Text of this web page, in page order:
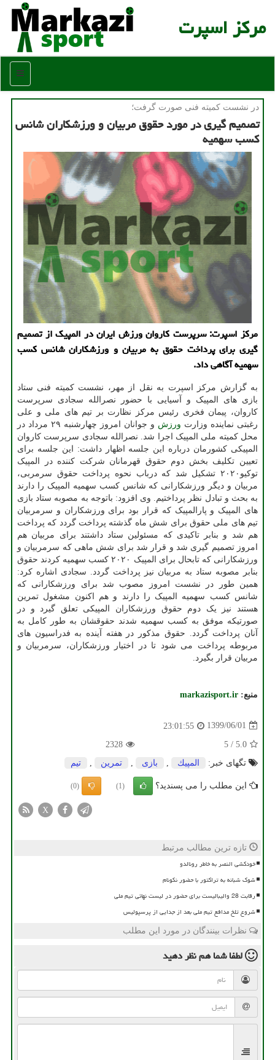
مركز اسپرت
منو
در نشست كمیته فنی صورت گرفت؛
تصمیم گیری در مورد حقوق مربیان و ورزشكاران شانس
كسب سهمیه
مركز اسپرت: سرپرست كاروان ورزش ایران در المپیك از تصمیم
گیری برای پرداخت حقوق به مربیان و ورزشكاران شانس كسب
سهمیه آگاهی داد.
به گزارش مرکز اسپرت به نقل از مهر، نشست کمیته فنی ستاد
بازی های المپیک و آسیایی با حضور نصرالله سجادی سرپرست
کاروان، پیمان فخری رئیس مرکز نظارت بر تیم های ملی و علی
رغبتی نماینده وزارت ورزش
و جوانان امروز چهارشنبه ۲۹ مرداد در
محل کمیته ملی المپیک اجرا شد. نصرالله سجادی سرپرست کاروان
المپیکی کشورمان درباره این جلسه اظهار داشت: این جلسه برای
تعیین تکلیف بخش دوم حقوق قهرمانان شرکت کننده در المپیک
توکیو۲۰۲۰ تشکیل شد که درباب نحوه پرداخت حقوق سرمربی،
مربیان و دیگر ورزشکارانی که شانس کسب سهمیه المپیک را دارند
به بحث و تبادل نظر پرداختیم. وی افزود: باتوجه به مصوبه ستاد بازی
های المپیک و پارالمپیک که قرار بود برای ورزشکاران و سرمربیان
تیم های ملی حقوق برای شش ماه گذشته پرداخت گردد که پرداخت
هم شد و بنابر تاکیدی که مسئولین ستاد داشتند برای مربیان هم
امروز تصمیم گیری شد و قرار شد برای شش ماهی که سرمربیان و
ورزشکارانی که تابحال برای المپیک ۲۰۲۰ کسب سهمیه کردند حقوق
بنابر مصوبه ستاد به مربیان نیز پرداخت گردد. سجادی اشاره کرد:
همین طور در نشست امروز مصوب شد برای ورزشکارانی که
شانس کسب سهمیه المپیک را دارند و هم اکنون مشغول تمرین
هستند نیز یک دوم حقوق ورزشکاران المپیکی تعلق گیرد و در
صورتیکه موفق به کسب سهمیه شدند حقوقشان به طور کامل به
آنان پرداخت گردد. حقوق مذکور در هفته آینده به فدراسیون های
مربوطه پرداخت می شود تا در اختیار ورزشکاران، سرمربیان و
مربیان قرار بگیرد.
منبع: markazisport.ir
1399/06/01
23:01:55
5.0
/
5
2328
تگهای خبر:
المپیك بازی تمرین تیم
این مطلب را می پسندید؟ (1)
(0)
X
تازه ترین مطالب مرتبط
خودکشی النصر به خاطر رونالدو
شوک شبانه به تراکتور با حضور نکونام
رقابت 28 والیبالیست برای حضور در لیست نهائی تیم ملی
شروع تلخ مدافع تیم ملی بعد از جدایی از پرسپولیس
نظرات بینندگان در مورد این مطلب
لطفا شما همنظر دهید